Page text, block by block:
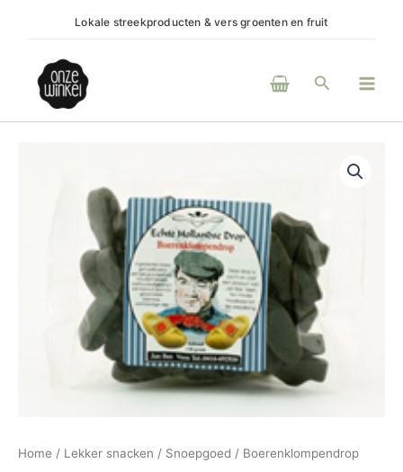
inhoud
Lokale streekproducten & vers groenten en fruit
Zoeken
Home / Lekker snacken / Snoepgoed / Boerenklompendrop